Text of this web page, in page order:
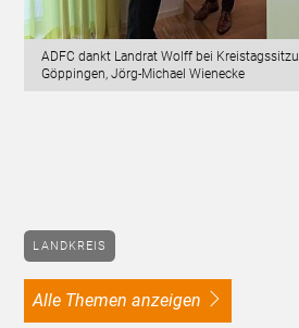
ADFC dankt Landrat Wolff bei
Göppingen, Jörg-Michael Wienecke
LANDKREIS
alle Themen anzeigen